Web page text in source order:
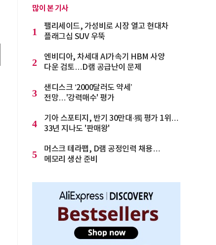
많이 본 기사
1
팰리세이드, 가성비로 시장 열고 현대차
플래그십 SUV 우뚝
2
엔비디아, 차세대 AI가속기 HBM 사양
다운 검토…D램 공급난이 문제
3
샌디스크 ‘2000달러도 약세’
전망…'강력매수' 평가
4
기아 스포티지, 반기 30만대·獨 평가 1위…
33년 지나도 '판매왕'
5
머스크 테라팹, D램 공정인력 채용…
메모리 생산 준비